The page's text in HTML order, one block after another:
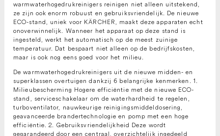
warmwaterhogedrukreinigers reinigen niet alleen uitstekend,
ze zijn ook enorm robuust en gebruiksvriendelijk. De nieuwe
ECO-stand, uniek voor KÄRCHER, maakt deze apparaten echt
onoverwinnelijk. Wanneer het apparaat op deze stand is
ingesteld, werkt het automatisch op de meest zuinige
temperatuur. Dat bespaart niet alleen op de bedrijfskosten,
maar is ook nog eens goed voor het milieu.
De warmwaterhogedrukreinigers uit de nieuwe midden- en
superklassen overtuigen dankzij 6 belangrijke kenmerken. 1.
Milieubescherming Hogere efficiëntie met de nieuwe ECO-
stand, serviceschakelaar om de waterhardheid te regelen,
turboventilator, nauwkeurige reinigingsmiddeldosering,
geavanceerde brandertechnologie en pomp met een hoge
efficiëntie. 2. Gebruiksvriendelijkheid Deze wordt
gegarandeerd door een centraal, overzichtelijk ingedeeld